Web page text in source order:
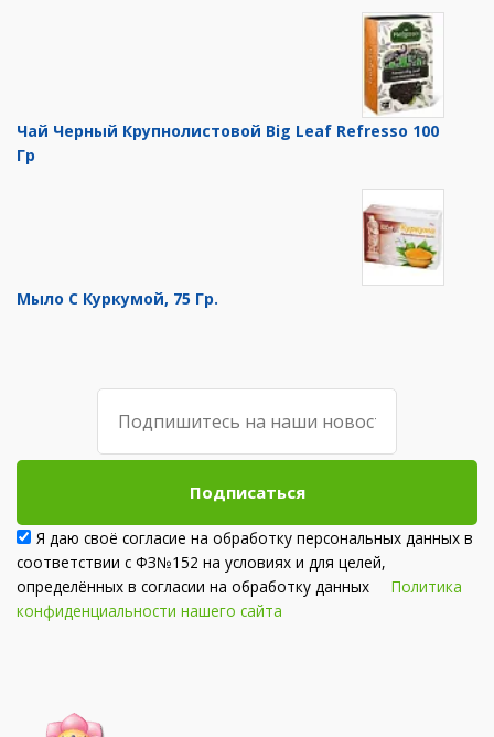
Чай Черный Крупнолистовой Big Leaf Refresso 100
Гр
Мыло С Куркумой, 75 Гр.
Подписаться
Я даю своё согласие на обработку персональных данных в
соответствии с ФЗ№152 на условиях и для целей,
определённых в согласии на обработку данных Политика
конфиденциальности нашего сайта